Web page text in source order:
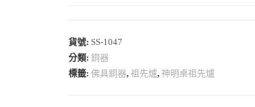
貨號: SS-1047
分類:銅器
標籤:佛具銅器,祖先爐,神明桌祖先爐